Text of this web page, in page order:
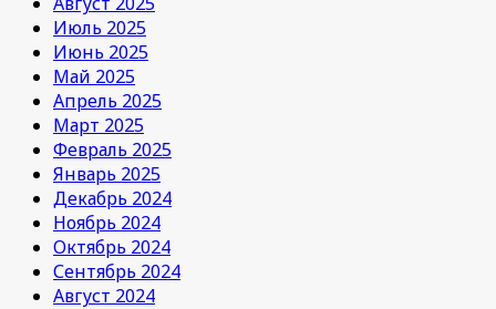
Июль 2025
Июнь 2025
Май 2025
Апрель 2025
Март 2025
Февраль 2025
Январь 2025
Декабрь 2024
Ноябрь 2024
Октябрь 2024
Сентябрь 2024
Август 2024